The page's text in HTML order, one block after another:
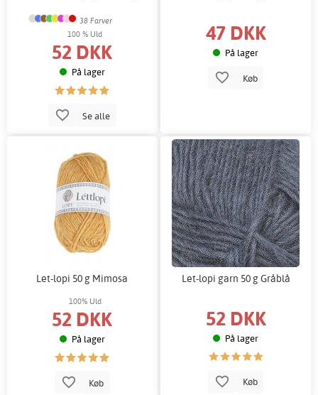
38 Farver
100 % Uld
52 DKK
På lager
Se alle
47 DKK
På lager
Køb
Let-lopi 50 g Mimosa
100% Uld
52 DKK
På lager
Køb
Let-lopi garn 50 g Gråblå
52 DKK
På lager
Køb